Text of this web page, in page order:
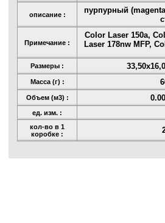
описание :
пурпурный
Примечание :
Color Laser 150a,
Laser 178nw MFP,
Размеры :
Масса (г) :
Объем (м3) :
ед. изм. :
кол-во в 1
коробке :